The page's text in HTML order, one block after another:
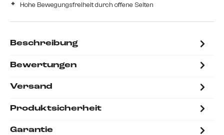
Hohe Bewegungsfreiheit durch offene Seiten
Beschreibung
Bewertungen
Versand
Produktsicherheit
Garantie